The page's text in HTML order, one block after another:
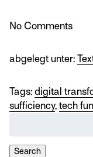
No Comments
abgelegt unter:
Tags: digital
sufficiency,tech
Search